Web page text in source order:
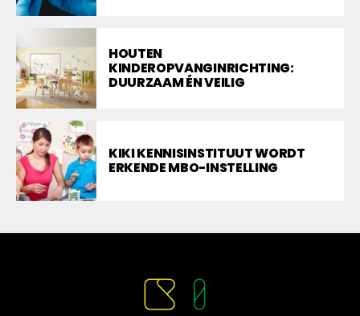
HOUTEN
KINDEROPVANGINRICHTING:
DUURZAAM ÉN VEILIG
KIKI KENNISINSTITUUT WORDT
ERKENDE MBO-INSTELLING